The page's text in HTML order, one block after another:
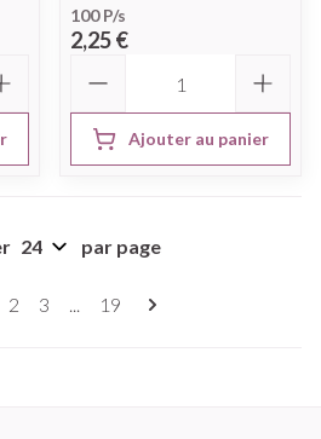
100 P/s
2,25 €
Ajouter au panier
lisez actuellement la page
Page
2 Page
3 ... Page
19
par page